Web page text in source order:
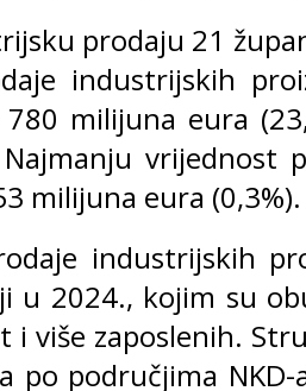
prodaju 21
industrijskih
milijuna eura
vrijednost
milijuna eura (0,3%).
industrijskih
u 2024., kojim su
i više zaposlenih.
po područjima